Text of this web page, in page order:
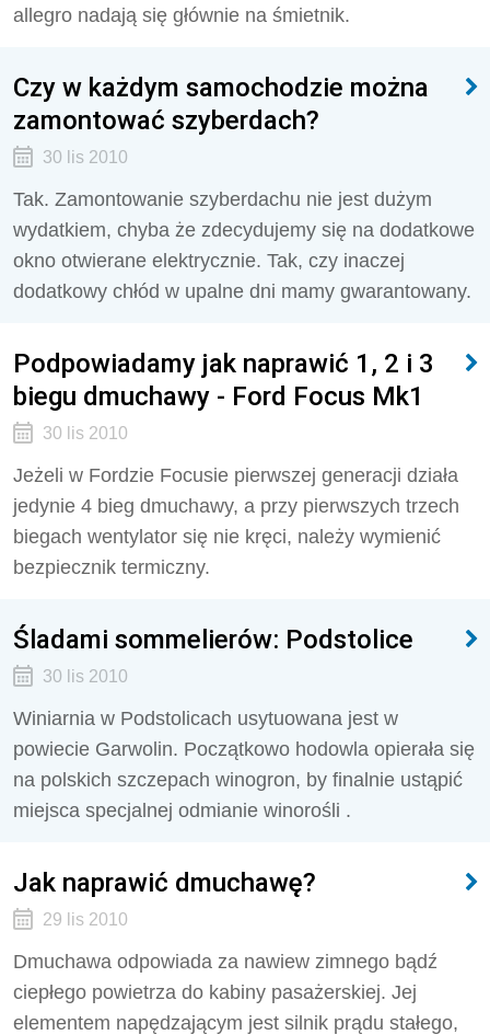
allegro nadają się głównie na śmietnik.
Czy w każdym samochodzie można
zamontować szyberdach?
30 lis 2010
Tak. Zamontowanie szyberdachu nie jest dużym
wydatkiem, chyba że zdecydujemy się na dodatkowe
okno otwierane elektrycznie. Tak, czy inaczej
dodatkowy chłód w upalne dni mamy gwarantowany.
Podpowiadamy jak naprawić 1, 2 i 3
biegu dmuchawy - Ford Focus Mk1
30 lis 2010
Jeżeli w Fordzie Focusie pierwszej generacji działa
jedynie 4 bieg dmuchawy, a przy pierwszych trzech
biegach wentylator się nie kręci, należy wymienić
bezpiecznik termiczny.
Śladami sommelierów: Podstolice
30 lis 2010
Winiarnia w Podstolicach usytuowana jest w
powiecie Garwolin. Początkowo hodowla opierała się
na polskich szczepach winogron, by finalnie ustąpić
miejsca specjalnej odmianie winorośli .
Jak naprawić dmuchawę?
29 lis 2010
Dmuchawa odpowiada za nawiew zimnego bądź
ciepłego powietrza do kabiny pasażerskiej. Jej
elementem napędzającym jest silnik prądu stałego,